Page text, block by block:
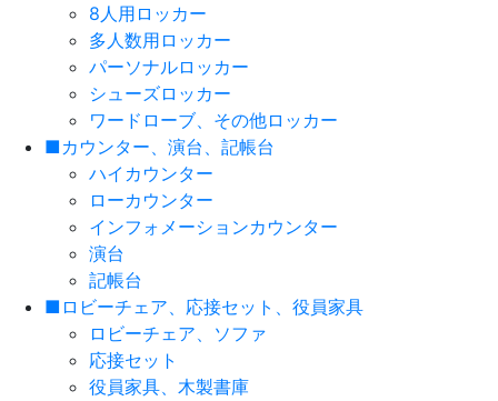
8人用ロッカー
多人数用ロッカー
パーソナルロッカー
シューズロッカー
ワードローブ、その他ロッカー
■カウンター、演台、記帳台
ハイカウンター
ローカウンター
インフォメーションカウンター
演台
記帳台
■ロビーチェア、応接セット、役員家具
ロビーチェア、ソファ
応接セット
役員家具、木製書庫